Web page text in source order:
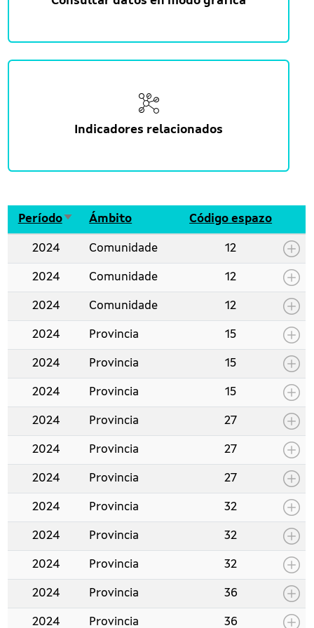
Indicadores relacionados
Período Ordenar de maneira ascedente
Ámbito Código espazo
2024 Comunidade 12
2024 Comunidade 12
2024 Comunidade 12
2024 Provincia 15
2024 Provincia 15
2024 Provincia 15
2024 Provincia 27
2024 Provincia 27
2024 Provincia 27
2024 Provincia 32
2024 Provincia 32
2024 Provincia 32
2024 Provincia 36
2024 Provincia 36